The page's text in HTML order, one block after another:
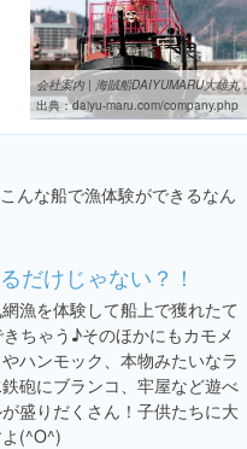
会社案内
出典：daiyu-maru.com/company.php
んな船で漁体験ができるなん
だけじゃない？！
漁を体験して船上で獲れたて
ちゃう♪そのほかにもカモメ
ハンモック、本物みたいなラ
砲にブランコ、牢屋など遊べ
盛りだくさん！子供たちに大
(^O^)